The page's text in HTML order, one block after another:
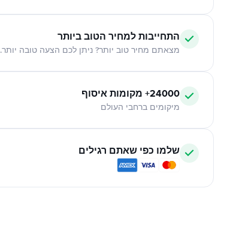
התחייבות למחיר הטוב ביותר
מצאתם מחיר טוב יותר? ניתן לכם הצעה טובה יותר.
24000+ מקומות איסוף
מיקומים ברחבי העולם
שלמו כפי שאתם רגילים